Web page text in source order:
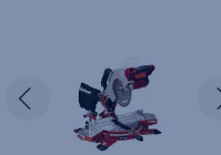
Edellinen